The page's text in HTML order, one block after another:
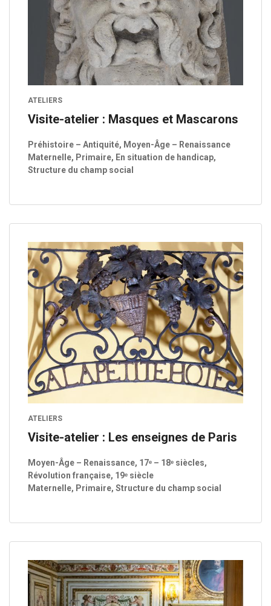
ATELIERS
Visite-atelier : Masques et Mascarons
Préhistoire – Antiquité, Moyen-Âge – Renaissance
Maternelle, Primaire, En situation de handicap,
Structure du champ social
ATELIERS
Visite-atelier : Les enseignes de Paris
Moyen-Âge – Renaissance, 17ᵉ – 18ᵉ siècles,
Révolution française, 19ᵉ siècle
Maternelle, Primaire, Structure du champ social